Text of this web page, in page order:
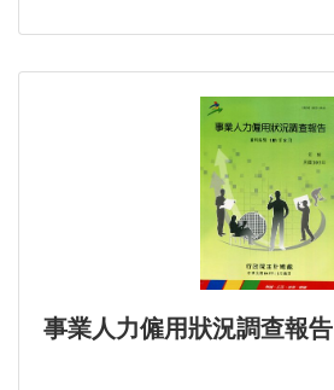
事業人力僱用狀況調查報告